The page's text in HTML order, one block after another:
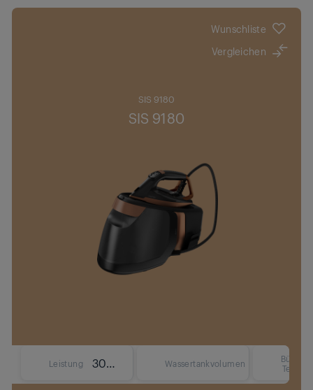
Wunschliste
Vergleichen
SIS 9180
SIS 9180
Leistung 3000 W Wassertankvolumen